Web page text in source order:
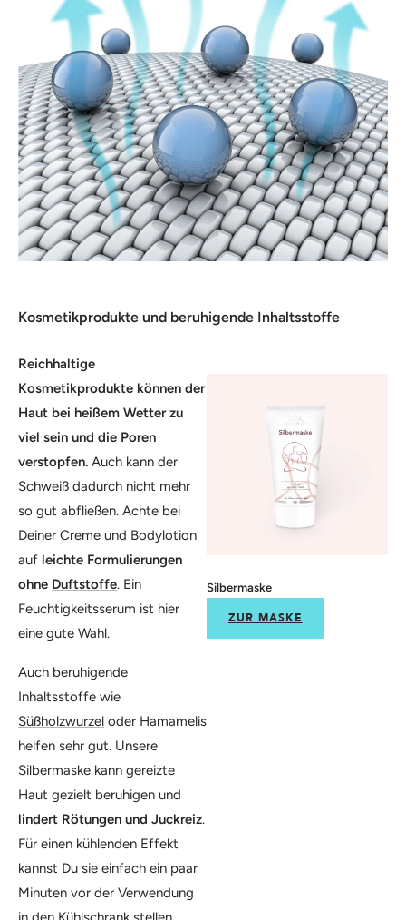
Kosmetikprodukte und beruhigende Inhaltsstoffe
Reichhaltige
Kosmetikprodukte können der
Haut bei heißem Wetter zu
viel sein und die Poren
verstopfen. Auch kann der
Schweiß dadurch nicht mehr
so gut abfließen. Achte bei
Deiner Creme und Bodylotion
auf leichte Formulierungen
ohne Duftstoffe. Ein
Feuchtigkeitsserum ist hier
eine gute Wahl.
Auch beruhigende
Inhaltsstoffe wie
Süßholzwurzel oder Hamamelis
helfen sehr gut. Unsere
Silbermaske kann gereizte
Haut gezielt beruhigen und
lindert Rötungen und Juckreiz.
Für einen kühlenden Effekt
kannst Du sie einfach ein paar
Minuten vor der Verwendung
Silbermaske
ZUR MASKE